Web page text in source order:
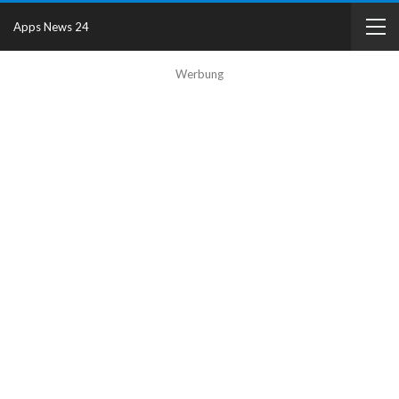
Werbung
Apps News 24